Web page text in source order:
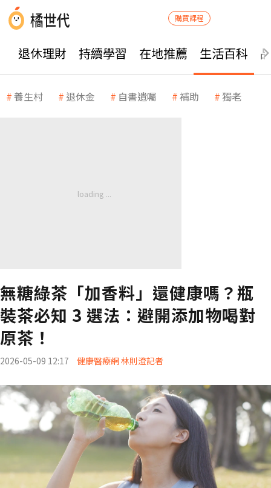
購買課程
退休理財 持續學習 在地推薦 生活百科
養生村 退休金 自書遺囑 補助 獨老
無糖綠茶「加香料」還健康嗎？瓶
裝茶必知 3 選法：避開添加物喝對
原茶！
2026-05-09 12:17 健康醫療網 林則澄記者